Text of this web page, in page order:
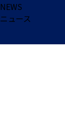
NEWS
ニュース